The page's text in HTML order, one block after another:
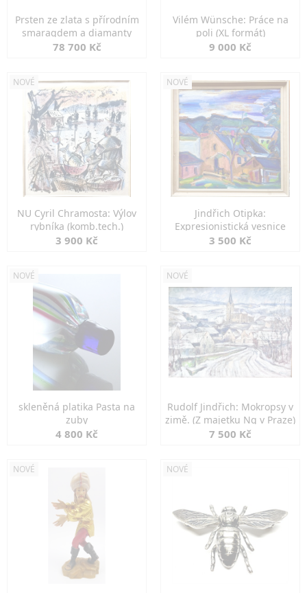
Prsten ze zlata s přírodním
smaragdem a diamanty
78 700 Kč
Vilém Wünsche: Práce na
poli (XL formát)
9 000 Kč
NOVÉ
NU Cyril Chramosta: Výlov
rybníka (komb.tech.)
3 900 Kč
NOVÉ
Jindřich Otipka:
Expresionistická vesnice
3 500 Kč
NOVÉ
skleněná platika Pasta na
zuby
4 800 Kč
NOVÉ
Rudolf Jindřich: Mokropsy v
zimě. (Z majetku Ng v Praze)
7 500 Kč
NOVÉ NOVÉ